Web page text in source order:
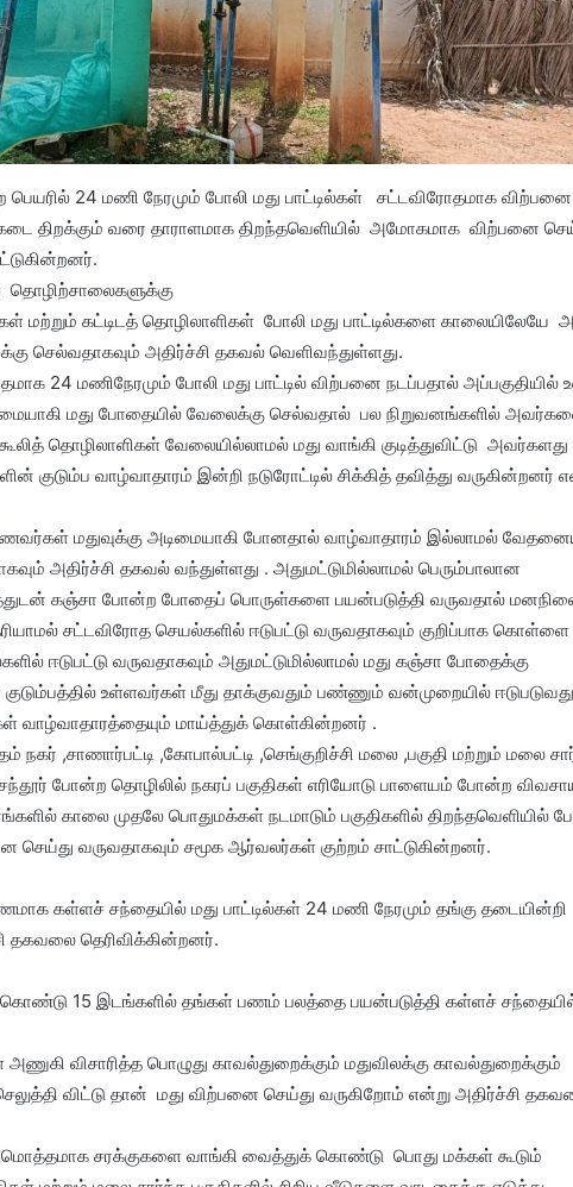
பெயரில் 24 மணி நேரமும் போலி மது பாட்டில்கள் சட்டவிரோதமாக விற்பனை
கடை திறக்கும் வரை தாராளமாக திறந்தவெளியில் அமோகமாக விற்பனை
தொழிற்சாலைகளுக்கு
மற்றும் கட்டிடத் தொழிலாளிகள் போலி மது பாட்டில்களை காலையிலேயே
செல்வதாகவும் அதிர்ச்சி தகவல் வெளிவந்துள்ளது.
24 மணிநேரமும் போலி மது பாட்டில் விற்பனை நடப்பதால் அப்பகுதியில்
மது போதையில் வேலைக்கு செல்வதால் பல நிறுவனங்களில்
தொழிலாளிகள் வேலையில்லாமல் மது வாங்கி குடித்துவிட்டு அவர்களது
குடும்ப வாழ்வாதாரம் இன்றி நடுரோட்டில் சிக்கித் தவித்து வருகின்றனர்
மதுவுக்கு அடிமையாகி போனதால் வாழ்வாதாரம் இல்லாமல்
அதிர்ச்சி தகவல் வந்துள்ளது . அதுமட்டுமில்லாமல் பெரும்பாலான
கஞ்சா போன்ற போதைப் பொருள்களை பயன்படுத்தி வருவதால்
சட்டவிரோத செயல்களில் ஈடுபட்டு வருவதாகவும் குறிப்பாக கொள்ளை
ஈடுபட்டு வருவதாகவும் அதுமட்டுமில்லாமல் மது கஞ்சா போதைக்கு
உள்ளவர்கள் மீது தாக்குவதும் பண்ணும் வன்முறையில்
மாய்த்துக் கொள்கின்றனர் .
நகர் ,சாணார்பட்டி ,கோபால்பட்டி ,செங்குறிச்சி மலை ,பகுதி மற்றும் மலை
போன்ற தொழிலில் நகரப் பகுதிகள் எரியோடு பாளையம் போன்ற
காலை முதலே பொதுமக்கள் நடமாடும் பகுதிகளில் திறந்தவெளியில்
செய்து வருவதாகவும் சமூக ஆர்வலர்கள் குற்றம் சாட்டுகின்றனர்.
கள்ளச் சந்தையில் மது பாட்டில்கள் 24 மணி நேரமும் தங்கு தடையின்றி
தகவலை தெரிவிக்கின்றனர்.
கொண்டு 15 இடங்களில் தங்கள் பணம் பலத்தை பயன்படுத்தி கள்ளச்
விசாரித்த பொழுது காவல்துறைக்கும் மதுவிலக்கு காவல்துறைக்கும்
விட்டு தான் மது விற்பனை செய்து வருகிறோம் என்று அதிர்ச்சி
மொத்தமாக சரக்குகளை வாங்கி வைத்துக் கொண்டு பொது மக்கள் கூடும்